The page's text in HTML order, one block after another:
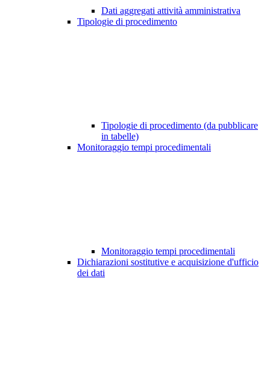
Dati aggregati attività amministrativa
Tipologie di procedimento
Tipologie di procedimento (da pubblicare
in tabelle)
Monitoraggio tempi procedimentali
Monitoraggio tempi procedimentali
Dichiarazioni sostitutive e acquisizione d'ufficio
dei dati